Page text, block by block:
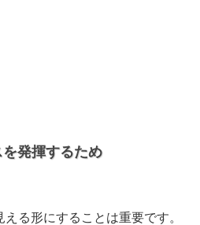
発揮するため
る形にすることは重要です。